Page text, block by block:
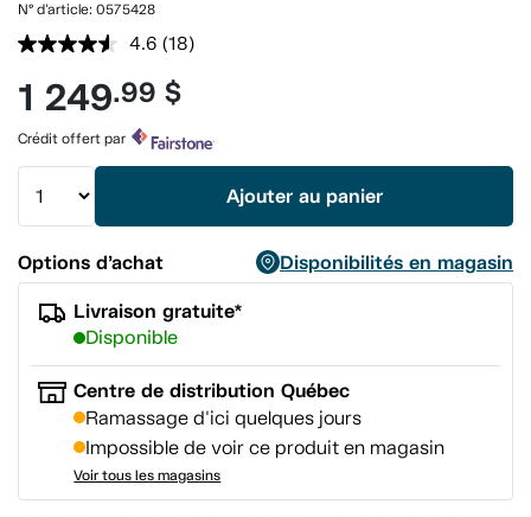
N° d'article: 0575428
4.6 Lire
18
commentaires.
vers
la
(18)
1 249.99 $
Crédit offert par
Ajouter au panier
Options d’achat
Disponibilités en magasin
Livraison gratuite*
Disponible
Centre de distribution Québec
Ramassage d'ici quelques jours
Impossible de voir ce produit en magasin
Voir tous les magasins